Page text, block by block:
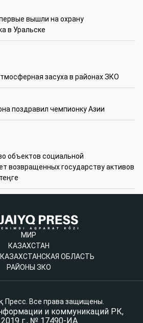
вышли на охрану
в Уральске
засуха в районах ЗКО
поздравил чемпионку Азии
объектов социальной
возвращенных государству активов
МИР
КАЗАХСТАН
ОБЛАСТЬ
РАЙОНЫ ЗКО
Пресс. Все права защищены.
и коммуникаций РК,
г., № 17490-ИА